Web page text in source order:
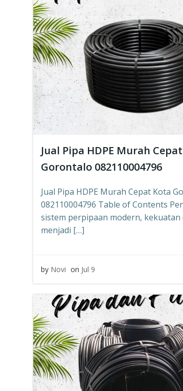
Jual Pipa HDPE Murah
Gorontalo 082110004796
Jual Pipa HDPE Murah Cepat Kota
082110004796 Table of Contents
sistem perpipaan modern, kekuatan
menjadi […]
by Novi on Jul 9